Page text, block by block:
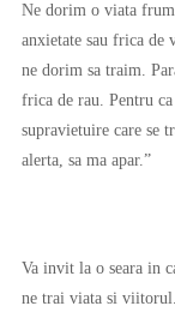
Ne dorim o viata
anxietate sau frica de
ne dorim sa traim.
frica de rau. Pentru
supravietuire care se
alerta, sa ma apar.”
Va invit la o seara in
ne trai viata si